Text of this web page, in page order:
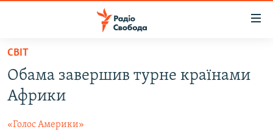
Перейти
основного
матеріалу
Перейти
до
РАДІО СВОБОДА – 70 РОКІВ
ВСЕ ЗА ДОБУ
СТАТТІ
ПОЛІТИКА
ВІЙНА
СВІТ
Обама завершив турне країнами
Африки
«Голос Америки»